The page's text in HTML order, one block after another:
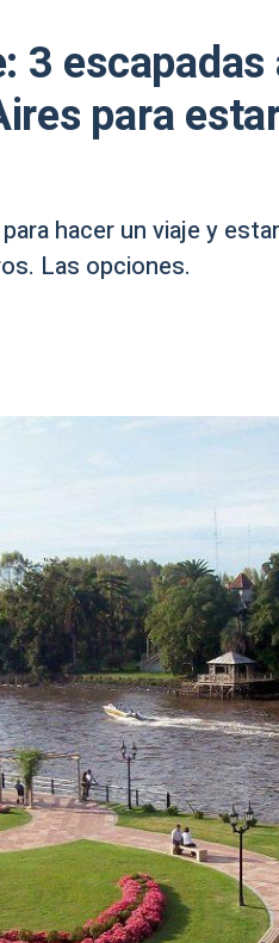
3 escapadas
para
hacer un viaje y
Las opciones.